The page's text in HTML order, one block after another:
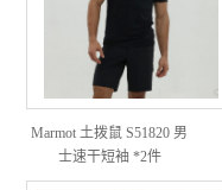
Marmot 土拨鼠 S51820 男
士速干短袖 *2件